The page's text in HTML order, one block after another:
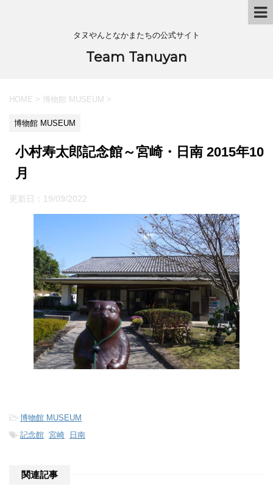
タヌやんとなかまたちの公式サイト
Team Tanuyan
HOME > 博物館 MUSEUM >
博物館 MUSEUM
小村寿太郎記念館～宮崎・日南 2015年10
月
更新日： 19/09/2022
-博物館 MUSEUM
-記念館 宮崎 日南
関連記事